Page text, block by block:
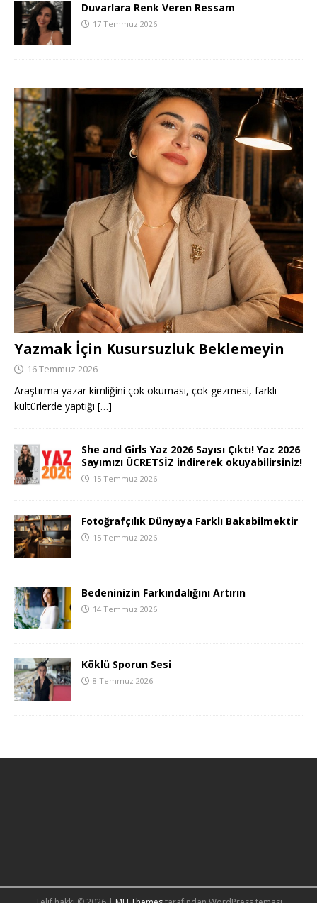
Duvarlara Renk Veren Ressam
17 Temmuz 2026
Yazmak İçin Kusursuzluk Beklemeyin
16 Temmuz 2026
Araştırma yazar kimliğini çok okuması, çok gezmesi, farklı
kültürlerde yaptığı […]
She and Girls Yaz 2026 Sayısı Çıktı! Yaz 2026
Sayımızı ÜCRETSİZ indirerek okuyabilirsiniz!
15 Temmuz 2026
Fotoğrafçılık Dünyaya Farklı Bakabilmektir
15 Temmuz 2026
Bedeninizin Farkındalığını Artırın
14 Temmuz 2026
Köklü Sporun Sesi
8 Temmuz 2026